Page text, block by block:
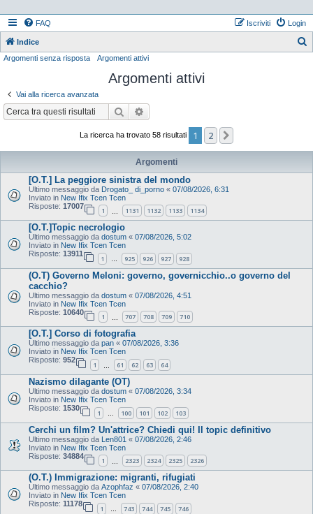
FAQ Login
Iscriviti
Indice
Argomenti senza risposta Argomenti attivi
Argomenti attivi
Vai alla ricerca avanzata
Cerca
La ricerca ha trovato 58 risultati 1 2
Argomenti
[O.T.] La peggiore sinistra del mondo
Ultimo messaggio da Drogato_ di_porno « 07/08/2026, 6:31
Inviato in New Ifix Tcen Tcen
Risposte: 17007
1 1131 1132 1133 1134
[O.T.]Topic necrologio
Ultimo messaggio da dostum « 07/08/2026, 5:02
Inviato in New Ifix Tcen Tcen
Risposte: 13911
1 … 925 926 927 928
(O.T) Governo Meloni: governo, governicchio..o governo del
cacchio?
Ultimo messaggio da dostum « 07/08/2026, 4:51
Inviato in New Ifix Tcen Tcen
Risposte: 10640
1 707 708 709 710
[O.T.] Corso di fotografia
Ultimo messaggio da pan « 07/08/2026, 3:36
Inviato in New Ifix Tcen Tcen
Risposte: 952
1 61 62 63 64
Nazismo dilagante (OT)
Ultimo messaggio da dostum « 07/08/2026, 3:34
Inviato in New Ifix Tcen Tcen
Risposte: 1530
1 … 100 101 102 103
Cerchi un film? Un'attrice? Chiedi qui! Il topic definitivo
Ultimo messaggio da Len801 « 07/08/2026, 2:46
Inviato in New Ifix Tcen Tcen
Risposte: 34884
1 2323 2324 2325 2326
(O.T.) Immigrazione: migranti, rifugiati
Ultimo messaggio da Azophfaz « 07/08/2026, 2:40
Inviato in New Ifix Tcen Tcen
Risposte: 11178
1 … 743 744 745 746